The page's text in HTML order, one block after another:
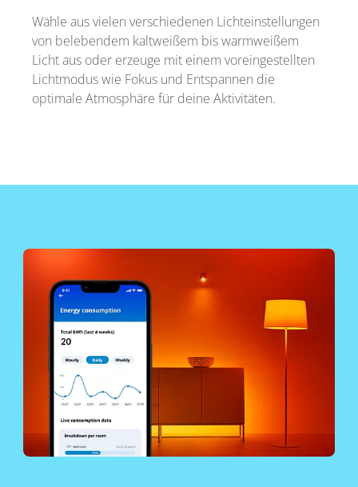
Wähle aus vielen verschiedenen Lichteinstellungen
von belebendem kaltweißem bis warmweißem
Licht aus oder erzeuge mit einem voreingestellten
Lichtmodus wie Fokus und Entspannen die
optimale Atmosphäre für deine Aktivitäten.